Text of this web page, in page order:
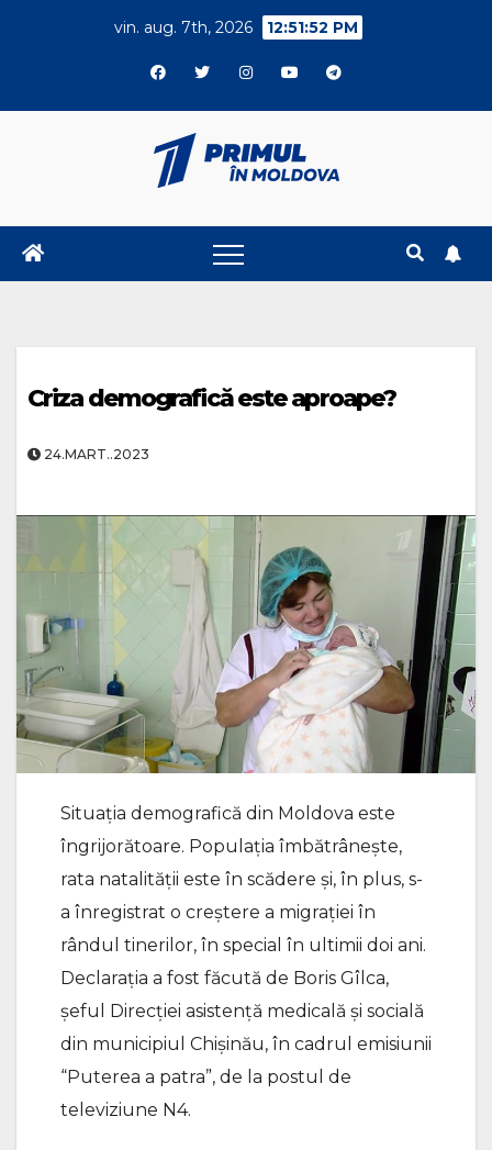
vin. aug. 7th, 2026 12:51:52 PM
Criza demografică este aproape?
24.MART..2023
Situația demografică din Moldova este
îngrijorătoare. Populația îmbătrânește,
rata natalității este în scădere și, în plus, s-
a înregistrat o creștere a migrației în
rândul tinerilor, în special în ultimii doi ani.
Declarația a fost făcută de Boris Gîlca,
șeful Direcției asistență medicală și socială
din municipiul Chișinău, în cadrul emisiunii
“Puterea a patra”, de la postul de
televiziune N4.